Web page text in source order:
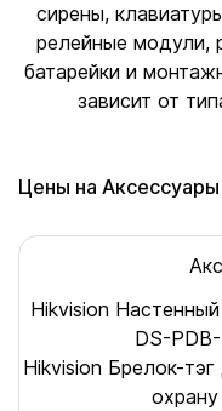
сирены,
релейные модули,
батарейки и
зависит от
Цены на Аксессуары
Hikvision
DS-
Hikvision Брелок-